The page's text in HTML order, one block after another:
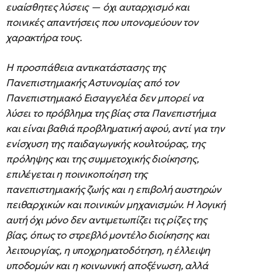
ευαίσθητες λύσεις — όχι αυταρχισμό και
ποινικές απαντήσεις που υπονομεύουν τον
χαρακτήρα τους.
Η προσπάθεια αντικατάστασης της
Πανεπιστημιακής Αστυνομίας από τον
Πανεπιστημιακό Εισαγγελέα δεν μπορεί να
λύσει το πρόβλημα της βίας στα Πανεπιστήμια
και είναι βαθιά προβληματική αφού, αντί για την
ενίσχυση της παιδαγωγικής κουλτούρας, της
πρόληψης και της συμμετοχικής διοίκησης,
επιλέγεται η ποινικοποίηση της
πανεπιστημιακής ζωής και η επιβολή αυστηρών
πειθαρχικών και ποινικών μηχανισμών. Η λογική
αυτή όχι μόνο δεν αντιμετωπίζει τις ρίζες της
βίας, όπως το στρεβλό μοντέλο διοίκησης και
λειτουργίας, η υποχρηματοδότηση, η έλλειψη
υποδομών και η κοινωνική αποξένωση, αλλά